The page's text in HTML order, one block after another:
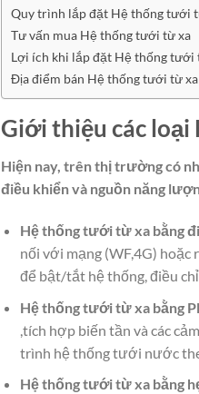
Quy trình lắp đặt Hệ thống tưới
Tư vấn mua Hệ thống tưới từ xa
Lợi ích khi lắp đặt Hệ thống tưới
Địa điểm bán Hệ thống tưới từ xa
Giới thiệu các
Hiện nay, trên thị trường có
điều khiển và nguồn năng
Hệ thống tưới từ xa bằng
nối với mạng (WF,4G)
để bật/tắt hệ thống, điều
Hệ thống tưới từ xa bằng
,tích hợp biến tần và các
trình hệ thống tưới nước
Hệ thống tưới từ xa bằng